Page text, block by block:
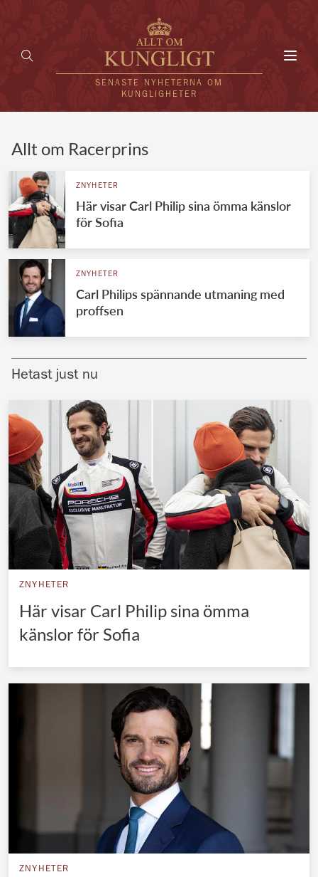
SENASTE NYHETERNA OM
KUNGLIGHETER
UTLÄNDSKT
VÄRLDENS KUNGAHUS
Svenska kungahuset
Brittiska kungahuset
Nederländska kungahuset
Belgiska kungahuset
Jordanska kungahuset
Luxemburgska storhertighuset
Japanska kejsarhuset
Thailändska kungahuset
Marockanska kungahuset
REDAKTION
Allt om Racerprins
ZNYHETER
Här visar Carl Philip sina ömma känslor
för Sofia
ZNYHETER
Carl Philips spännande utmaning med
proffsen
Hetast just nu
ZNYHETER
Här visar Carl Philip sina ömma
känslor för Sofia
ZNYHETER